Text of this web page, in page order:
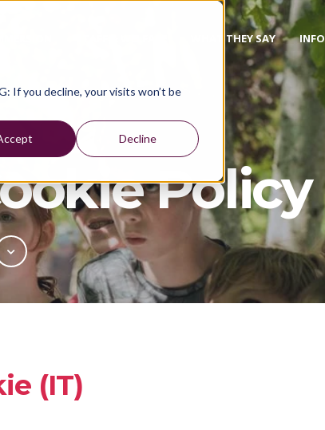
If you decline, your visits won’t be
Decline
WHAT THEY SAY INFO
Policy
(IT)